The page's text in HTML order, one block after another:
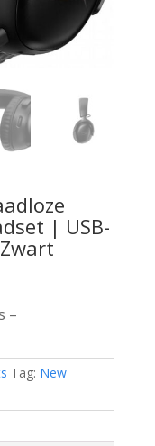
| USB-
–
Tag: New